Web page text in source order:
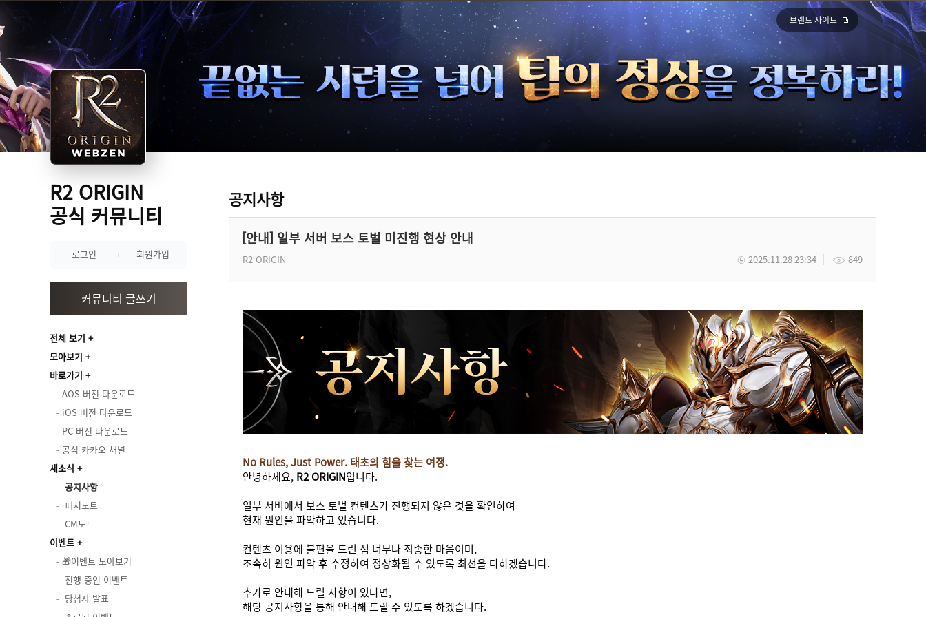
브랜드 사이트
R2 ORIGIN
공식 커뮤니티
로그인 회원가입
커뮤니티 글쓰기
전체 보기
모아보기
바로가기
AOS 버전 다운로드
iOS 버전 다운로드
PC 버전 다운로드
공식 카카오 채널
새소식
공지사항
패치노트
CM노트
이벤트
🎁이벤트 모아보기
진행 중인 이벤트
당첨자 발표
공지사항
[안내] 일부 서버 보스 토벌 미진행 현상 안내
R2 ORIGIN 849
2025.11.28 23:34
No Rules, Just Power. 태초의 힘을 찾는 여정.
안녕하세요, R2 ORIGIN입니다.
일부 서버에서 보스 토벌 컨텐츠가 진행되지 않은 것을 확인하여
현재 원인을 파악하고 있습니다.
컨텐츠 이용에 불편을 드린 점 너무나 죄송한 마음이며,
조속히 원인 파악 후 수정하여 정상화될 수 있도록 최선을 다하겠습니다.
추가로 안내해 드릴 사항이 있다면,
해당 공지사항을 통해 안내해 드릴 수 있도록 하겠습니다.